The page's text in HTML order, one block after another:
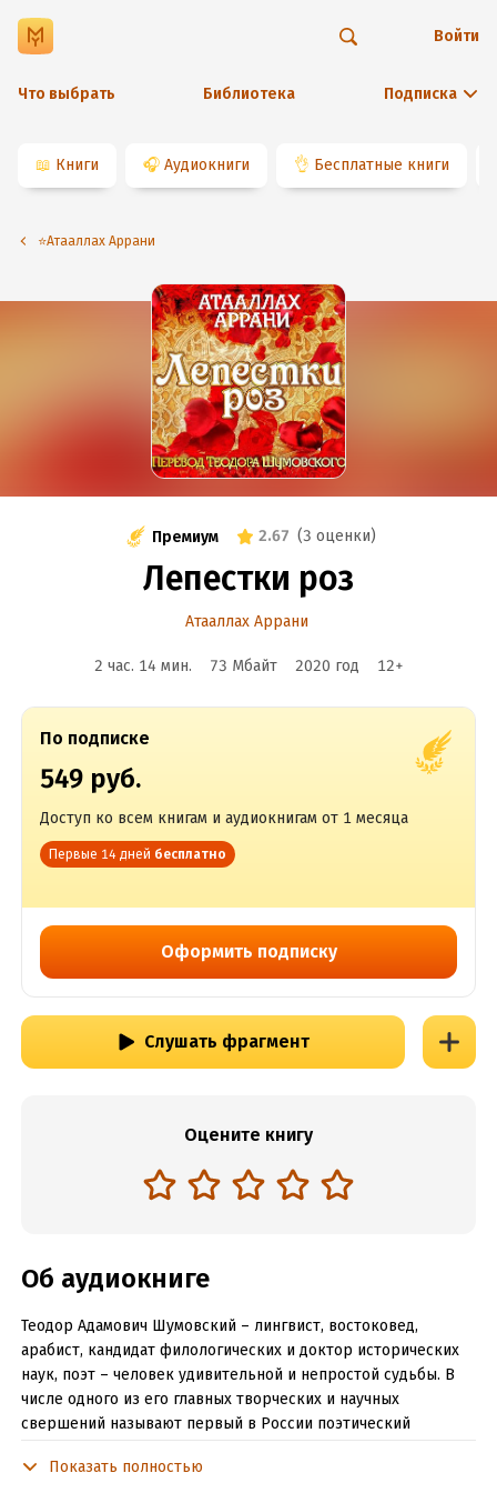
Что выбрать Библиотека Подписка
Войти
📖 Книги 🎧 Аудиокниги 👌 Бесплатные книги
⭐️Атааллах Аррани
Премиум 2.67 (3 оценки)
Лепестки роз
Атааллах Аррани
2 час. 14 мин. 73 Мбайт 2020 год 12+
По подписке
549 руб.
Доступ ко всем книгам и аудиокнигам от 1 месяца
Первые 14 дней бесплатно
Оформить подписку
Слушать фрагмент
Оцените книгу
Об аудиокниге
Теодор Адамович Шумовский – лингвист, востоковед,
арабист, кандидат филологических и доктор исторических
наук, поэт – человек удивительной и непростой судьбы. В
числе одного из его главных творческих и научных
свершений называют первый в России поэтический
известное, но от этого не менее важное достижение. Теодор
Показать полностью